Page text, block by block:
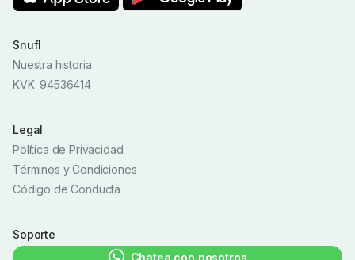
Snufl
Nuestra historia
KVK: 94536414
Legal
Política de Privacidad
Términos y Condiciones
Código de Conducta
Soporte